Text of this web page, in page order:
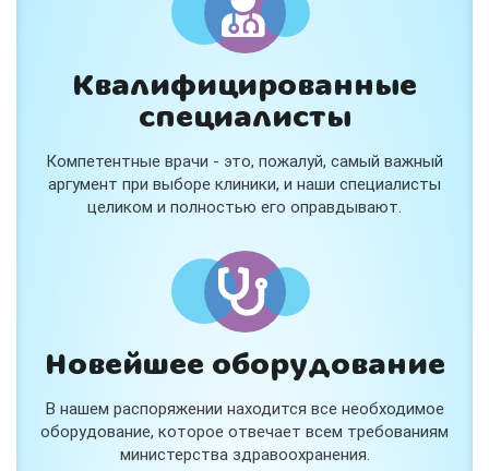
Квалифицированные
специалисты
Компетентные врачи - это, пожалуй, самый важный
аргумент при выборе клиники, и наши специалисты
целиком и полностью его оправдывают.
Новейшее оборудование
В нашем распоряжении находится все необходимое
оборудование, которое отвечает всем требованиям
министерства здравоохранения.
Консультация ортопеда +
тейпирование за 1 приём
Вас или вашего ребёнка беспокоят:
- боли в спине, шее, коленях или ногах?
- дискомфорт после спорта и нагрузок?
В «Медлэнд» принимает известный ортопед-
травматолог Шехмаметьев Али Зарефуллович
В прием входит:
✔️ Осмотр и консультация врача
✔️ Рекомендации по вашей ситуации
✔️Тейпирование
спортсменам и беременным женщинам.
Специальная цена — 3000 ₽.